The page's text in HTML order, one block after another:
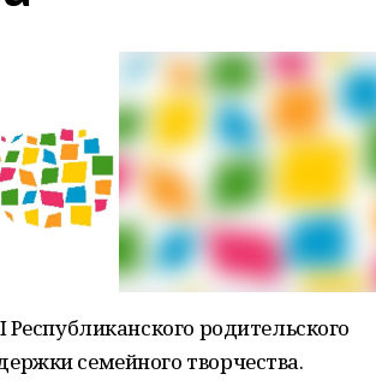
родительского
семейного творчества.